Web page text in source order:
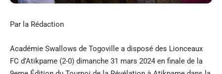
Par la Rédaction
Académie Swallows de Togoville a disposé des Lionceaux
FC d’Atikpame (2-0) dimanche 31 mars 2024 en finale de la